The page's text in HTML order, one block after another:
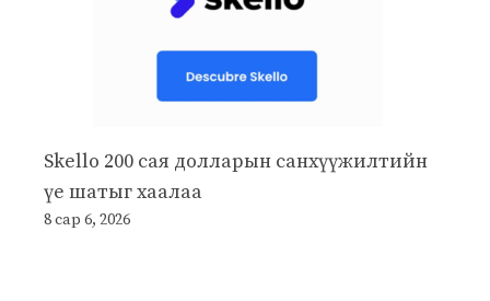
Skello 200 сая долларын санхүүжилтийн
үе шатыг хаалаа
8 сар 6, 2026